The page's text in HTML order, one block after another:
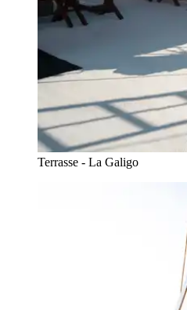
Terrasse - La Galigo